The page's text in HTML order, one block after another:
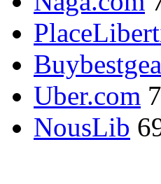
Uber.com
NousLib